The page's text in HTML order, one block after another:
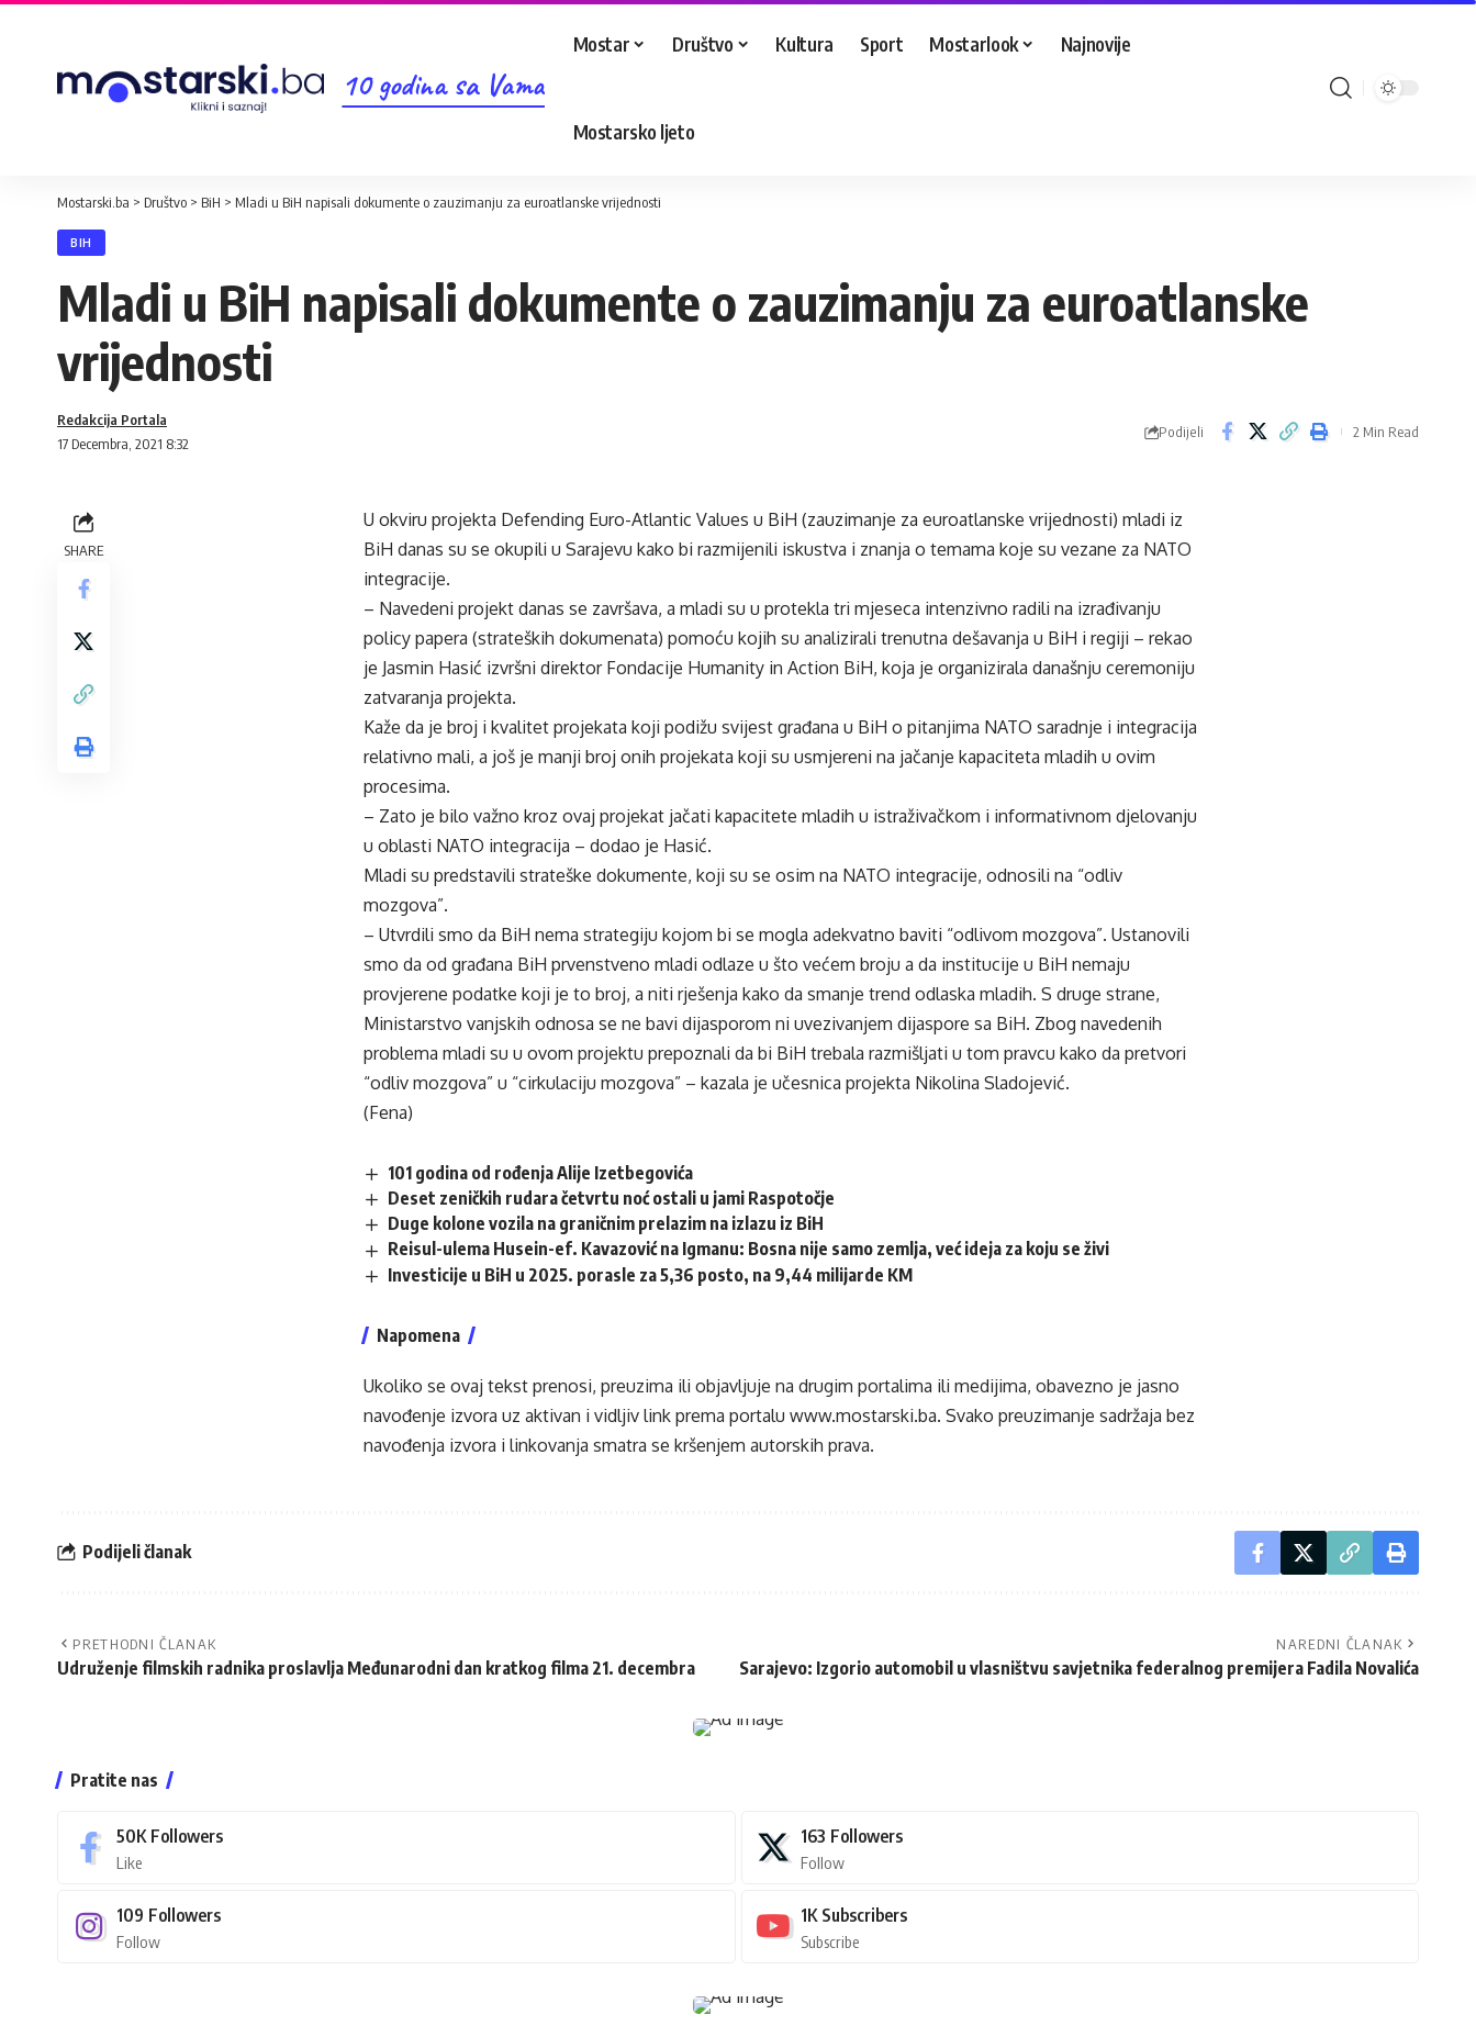
10 godina sa Vama
Mostar Društvo Kultura Sport Mostarlook Najnovije
Mostarsko ljeto
Mostarski.ba > Društvo > BiH > Mladi u BiH napisali dokumente o zauzimanju za euroatlanske vrijednosti
BIH
Mladi u BiH napisali dokumente o zauzimanju za euroatlanske
vrijednosti
17 Decembra, 2021 8:32
Redakcija Portala
Podijeli 2 Min Read
SHARE
U okviru projekta Defending Euro-Atlantic Values u BiH (zauzimanje za euroatlanske vrijednosti) mladi iz
BiH danas su se okupili u Sarajevu kako bi razmijenili iskustva i znanja o temama koje su vezane za NATO
integracije.
– Navedeni projekt danas se završava, a mladi su u protekla tri mjeseca intenzivno radili na izrađivanju
policy papera (strateških dokumenata) pomoću kojih su analizirali trenutna dešavanja u BiH i regiji – rekao
je Jasmin Hasić izvršni direktor Fondacije Humanity in Action BiH, koja je organizirala današnju ceremoniju
zatvaranja projekta.
Kaže da je broj i kvalitet projekata koji podižu svijest građana u BiH o pitanjima NATO saradnje i integracija
relativno mali, a još je manji broj onih projekata koji su usmjereni na jačanje kapaciteta mladih u ovim
procesima.
– Zato je bilo važno kroz ovaj projekat jačati kapacitete mladih u istraživačkom i informativnom djelovanju
u oblasti NATO integracija – dodao je Hasić.
Mladi su predstavili strateške dokumente, koji su se osim na NATO integracije, odnosili na “odliv
mozgova”.
– Utvrdili smo da BiH nema strategiju kojom bi se mogla adekvatno baviti “odlivom mozgova”. Ustanovili
smo da od građana BiH prvenstveno mladi odlaze u što većem broju a da institucije u BiH nemaju
provjerene podatke koji je to broj, a niti rješenja kako da smanje trend odlaska mladih. S druge strane,
Ministarstvo vanjskih odnosa se ne bavi dijasporom ni uvezivanjem dijaspore sa BiH. Zbog navedenih
problema mladi su u ovom projektu prepoznali da bi BiH trebala razmišljati u tom pravcu kako da pretvori
“odliv mozgova” u “cirkulaciju mozgova” – kazala je učesnica projekta Nikolina Sladojević.
(Fena)
101 godina od rođenja Alije Izetbegovića
Deset zeničkih rudara četvrtu noć ostali u jami Raspotočje
Duge kolone vozila na graničnim prelazim na izlazu iz BiH
Reisul-ulema Husein-ef. Kavazović na Igmanu: Bosna nije samo zemlja, već ideja za koju se živi
Investicije u BiH u 2025. porasle za 5,36 posto, na 9,44 milijarde KM
Napomena
Ukoliko se ovaj tekst prenosi, preuzima ili objavljuje na drugim portalima ili medijima, obavezno je jasno
navođenje izvora uz aktivan i vidljiv link prema portalu www.mostarski.ba. Svako preuzimanje sadržaja bez
navođenja izvora i linkovanja smatra se kršenjem autorskih prava.
Podijeli članak
PRETHODNI ČLANAK
Udruženje filmskih radnika proslavlja Međunarodni dan kratkog filma 21. decembra
NAREDNI ČLANAK
Sarajevo: Izgorio automobil u vlasništvu savjetnika federalnog premijera Fadila Novalića
Pratite nas
50K Followers
Like
163 Followers
Follow
109 Followers
Follow
1K Subscribers
Subscribe